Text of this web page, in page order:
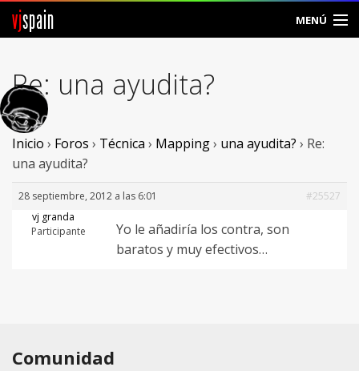
vjspain MENÚ
Foros
Noticias
Vjspain
Ayuda
Re: una ayudita?
Inicio › Foros › Técnica › Mapping› una ayudita? › Re:
una ayudita?
28 septiembre, 2012 a las 6:01
#25527
vj granda
Participante
Yo le añadiría los contra, son
baratos y muy efectivos…
Comunidad